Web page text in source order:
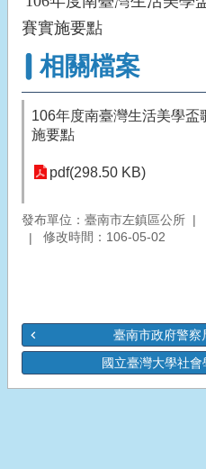
賽實施要點
相關檔案
106年度南臺灣生活美學
施要點
pdf(298.50 KB)
發布單位：臺南市左鎮區公所
修改時間：106-05-02
臺南市政府警察
國立臺灣大學社